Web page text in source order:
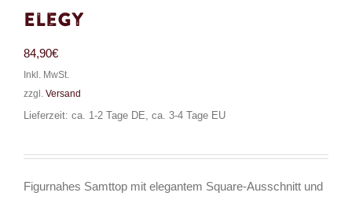
Elegy
84,90€
Inkl. MwSt.
zzgl. Versand
Lieferzeit: ca. 1-2 Tage DE, ca. 3-4 Tage EU
Figurnahes Samttop mit elegantem Square-Ausschnitt und